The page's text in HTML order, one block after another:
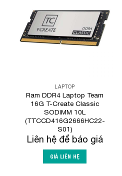
Wishlist
LAPTOP
Ram DDR4 Laptop Team
16G T-Create Classic
SODIMM 10L
(TTCCD416G2666HC22-
S01)
Liên hệ để báo giá
GIÁ LIÊN HỆ